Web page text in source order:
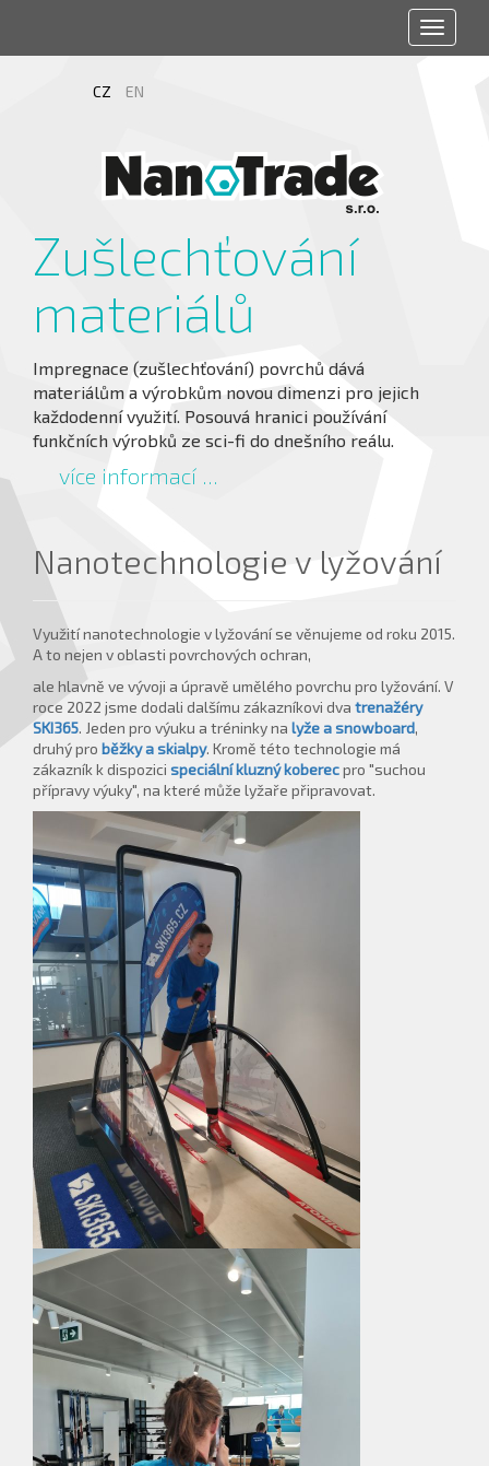
CZ EN
Zušlechťování
materiálů
Impregnace (zušlechťování) povrchů dává
materiálům a výrobkům novou dimenzi pro jejich
každodenní využití. Posouvá hranici používání
funkčních výrobků ze sci-fi do dnešního reálu.
více informací ...
Nanotechnologie v lyžování
Využití nanotechnologie v lyžování se věnujeme od roku 2015.
A to nejen v oblasti povrchových ochran,
ale hlavně ve vývoji a úpravě umělého povrchu pro lyžování. V
roce 2022 jsme dodali dalšímu zákazníkovi dva trenažéry
SKI365. Jeden pro výuku a tréninky na lyže a snowboard,
druhý pro běžky a skialpy. Kromě této technologie má
zákazník k dispozici speciální kluzný koberecpro "suchou
přípravy výuky", na které může lyžaře připravovat.
Toggle